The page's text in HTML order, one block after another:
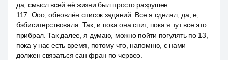
да, смысл всей её жизни был просто разрушен.
117: Ооо, обновлён список заданий. Все я сделал, да, е,
бэбиситерствовала. Так, и пока она спит, пока я тут все это
прибрал. Так далее, я думаю, можно пойти погулять по 13,
пока у нас есть время, потому что, напомню, с нами
должен связаться сан фран по червео.